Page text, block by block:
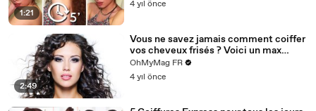
1:21
4 yıl önce
2:49
Vous ne savez jamais comment coiffer
vos cheveux frisés ? Voici un max
d'idées coiffures !
OhMyMag FR
4 yıl önce